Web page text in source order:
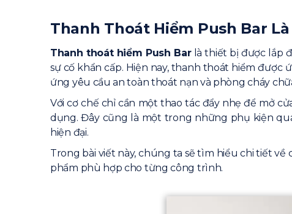
Thanh Thoát Hiểm Push Bar
Thanh thoát hiểm Push Barlà thiết bị được lắp
sự cố khẩn cấp. Hiện nay, thanh thoát hiểm
ứng yêu cầu an toàn thoát nạn và phòng cháy
Với cơ chế chỉ cần một thao tác đẩy nhẹ để mở
dụng. Đây cũng là một trong những phụ kiện
hiện đại.
Trong bài viết này, chúng ta sẽ tìm hiểu chi tiết
phẩm phù hợp cho từng công trình.